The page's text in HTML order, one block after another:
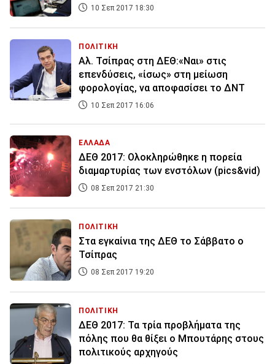
10 Σεπ 2017 18:30
ΠΟΛΙΤΙΚΗ
Αλ. Τσίπρας στη ΔΕΘ:«Ναι» στις
επενδύσεις, «ίσως» στη μείωση
φορολογίας, να αποφασίσει το ΔΝΤ
10 Σεπ 2017 16:06
ΕΛΛΑΔΑ
ΔΕΘ 2017: Ολοκληρώθηκε η πορεία
διαμαρτυρίας των ενστόλων (pics&vid)
08 Σεπ 2017 21:30
ΠΟΛΙΤΙΚΗ
Στα εγκαίνια της ΔΕΘ το Σάββατο ο
Τσίπρας
08 Σεπ 2017 19:20
ΠΟΛΙΤΙΚΗ
ΔΕΘ 2017: Τα τρία προβλήματα της
πόλης που θα θίξει ο Μπουτάρης στους
πολιτικούς αρχηγούς